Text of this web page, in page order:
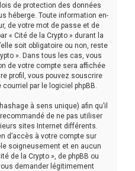
de protection des données
héberge. Toute information en-
de votre mot de passe et de
« Cité de la Crypto » durant la
soit obligatoire ou non, reste
». Dans tous les cas, vous
de votre compte sera affichée
profil, vous pouvez souscrire
par le logiciel phpBB.
à sens unique) afin qu’il
de ne pas utiliser
sites Internet différents.
d’accès à votre compte sur
soigneusement et en aucun
de la Crypto », de phpBB ou
demander légitimement